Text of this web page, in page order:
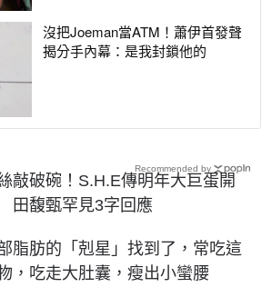
沒把Joeman當ATM！蕭伊首發聲
揭分手內幕：是我封鎖他的
敲破碗！S.H.E傳明年大巨蛋開
馥甄罕見3字回應
脂肪的「剋星」找到了，常吃這
，吃走大肚囊，瘦出小蠻腰
Recommended by